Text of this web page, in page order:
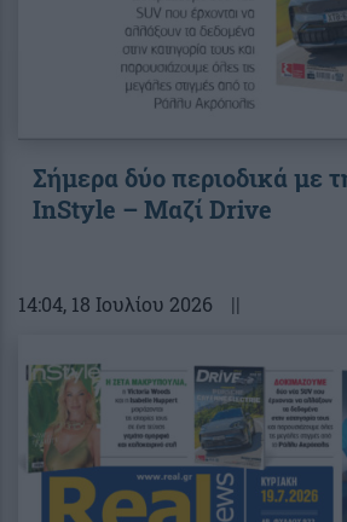
Σήμερα δύο περιοδικά με
InStyle – Μαζί Drive
14:04, 18 Ιουλίου 2026 ||